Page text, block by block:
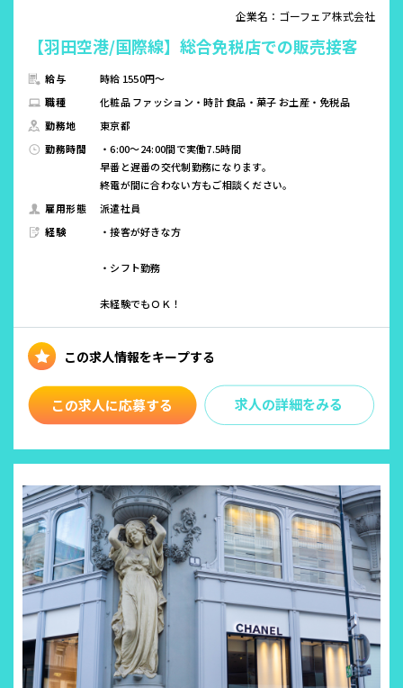
企業名：ゴーフェア株式会社
【羽田空港/国際線】総合免税店での販売接客
給与
時給 1550円～
職種
化粧品 ファッション・時計 食品・菓子 お土産・免税品
勤務地
東京都
勤務時間
・6:00～24:00間で実働7.5時間
早番と遅番の交代制勤務になります。
終電が間に合わない方もご相談ください。
雇用形態
派遣社員
経験
・接客が好きな方
・シフト勤務
未経験でもＯＫ！
求人の詳細をみる